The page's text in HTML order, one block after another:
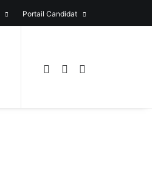
Portail Candidat